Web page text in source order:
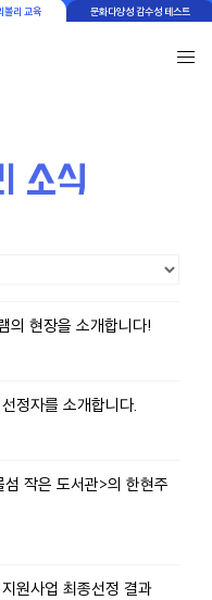
볼리 교육 문화다양성 감수성 테스트
의 현장을 소개합니다!
정자를 소개합니다.
작은 도서관>의 한현주
원사업 최종선정 결과